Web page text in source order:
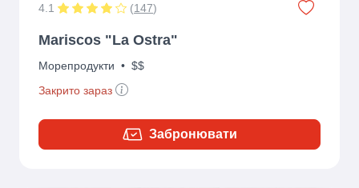
4.1 (147)
Mariscos "La Ostra"
Морепродукти • $$
Закрито зараз
Забронювати